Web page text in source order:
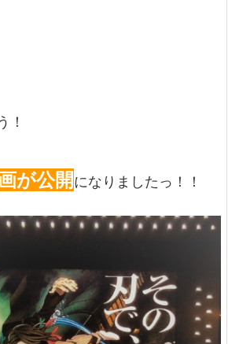
！
が公開になりましたっ！！